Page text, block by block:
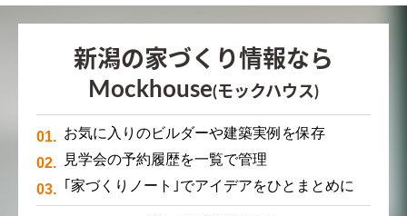
新潟の家づくり情報なら
Mockhouse(モックハウス)
お気に入りのビルダーや建築実例を保存
見学会の予約履歴を一覧で管理
｢家づくりノート｣でアイデアをひとまとめに